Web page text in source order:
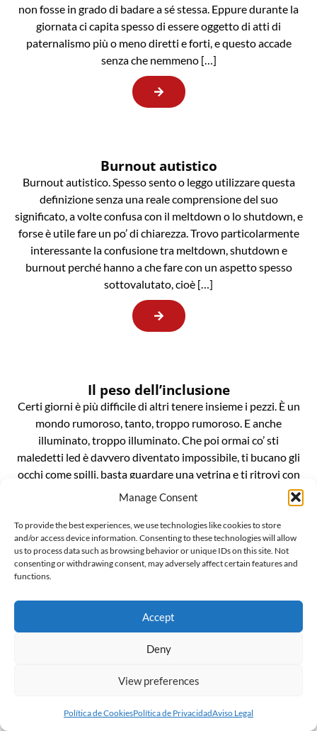
Manage Consent
To provide the best experiences, we use technologies like cookies to store
and/or access device information. Consenting to these technologies will allow
us to process data such as browsing behavior or unique IDs on this site. Not
consenting or withdrawing consent, may adversely affect certain features and
functions.
Accept
Deny
View preferences
Política de CookiesPolítica de PrivacidadAviso Legal
non fosse in grado di badare a sé stessa. Eppure durante la
giornata ci capita spesso di essere oggetto di atti di
paternalismo più o meno diretti e forti, e questo accade
senza che nemmeno […]
Burnout autistico
Burnout autistico. Spesso sento o leggo utilizzare questa
definizione senza una reale comprensione del suo
significato, a volte confusa con il meltdown o lo shutdown, e
forse è utile fare un po’ di chiarezza. Trovo particolarmente
interessante la confusione tra meltdown, shutdown e
burnout perché hanno a che fare con un aspetto spesso
sottovalutato, cioè […]
Il peso dell’inclusione
Certi giorni è più difficile di altri tenere insieme i pezzi. È un
mondo rumoroso, tanto, troppo rumoroso. E anche
illuminato, troppo illuminato. Che poi ormai co’ sti
maledetti led è davvero diventato impossibile, ti bucano gli
occhi come spilli, basta guardare una vetrina e ti ritrovi con
le cornee bruciate. È un casino da […]
L’invenzionde della “gender ideology”
Il mondo sussulta incredulo alla notizia che Penny Polar
Bear, compagna di scuola di Peppa pig, ha raccontato alle
compagne e ai compagni di classe di avere due mamme. E
gender”. Ma voglio darvi una notizia ancora più
esiste, è […]